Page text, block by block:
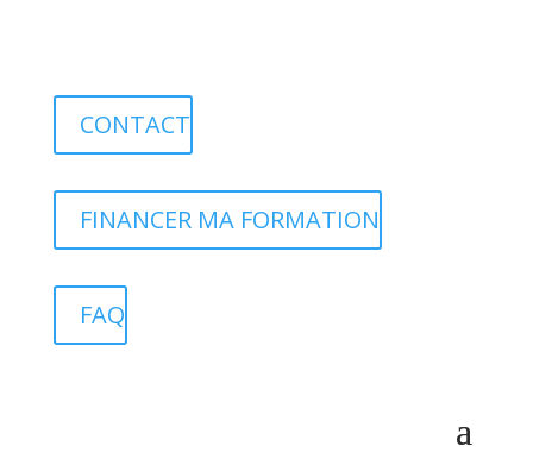
CONTACT
FINANCER MA FORMATION
FAQ